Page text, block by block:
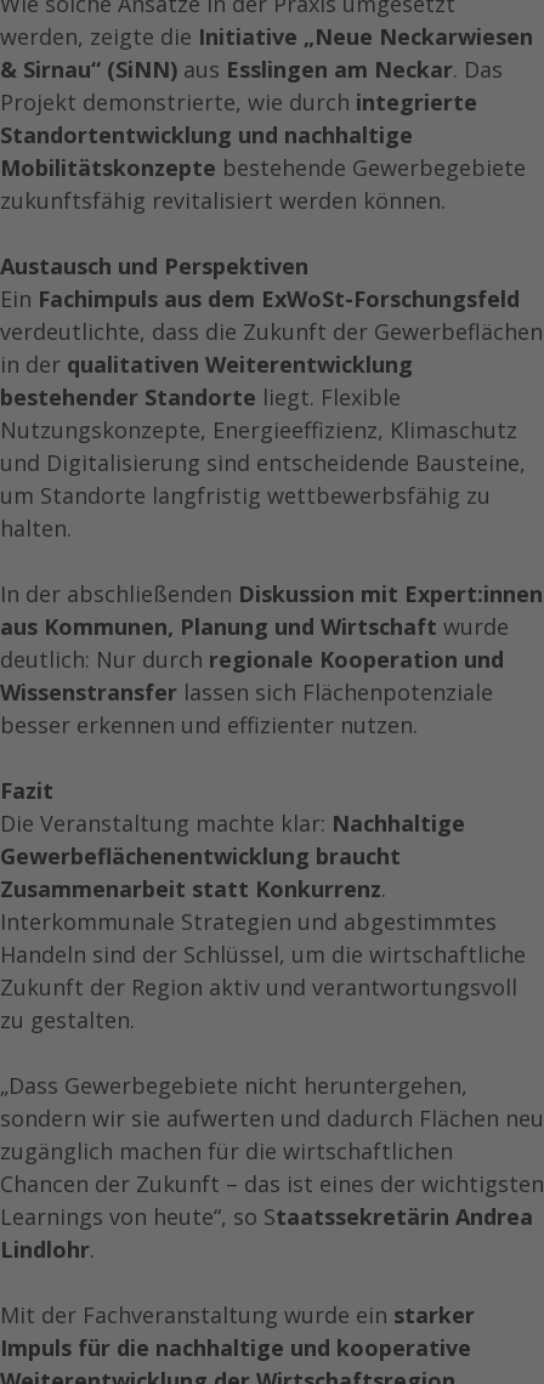
werden, zeigte die Initiative „Neue Neckarwiesen
& Sirnau“ (SiNN) aus Esslingen am Neckar. Das
Projekt demonstrierte, wie durch integrierte
Standortentwicklung und nachhaltige
Mobilitätskonzepte bestehende Gewerbegebiete
zukunftsfähig revitalisiert werden können.
Austausch und Perspektiven
Ein Fachimpuls aus dem ExWoSt-Forschungsfeld
verdeutlichte, dass die Zukunft der Gewerbeflächen
in der qualitativen Weiterentwicklung
bestehender Standorte liegt. Flexible
Nutzungskonzepte, Energieeffizienz, Klimaschutz
und Digitalisierung sind entscheidende Bausteine,
um Standorte langfristig wettbewerbsfähig zu
halten.
In der abschließenden Diskussion mit Expert:innen
aus Kommunen, Planung und Wirtschaft wurde
deutlich: Nur durch regionale Kooperation und
Wissenstransfer lassen sich Flächenpotenziale
besser erkennen und effizienter nutzen.
Fazit
Die Veranstaltung machte klar: Nachhaltige
Gewerbeflächenentwicklung braucht
Zusammenarbeit statt Konkurrenz.
Interkommunale Strategien und abgestimmtes
Handeln sind der Schlüssel, um die wirtschaftliche
Zukunft der Region aktiv und verantwortungsvoll
zu gestalten.
„Dass Gewerbegebiete nicht heruntergehen,
sondern wir sie aufwerten und dadurch Flächen neu
zugänglich machen für die wirtschaftlichen
Chancen der Zukunft – das ist eines der wichtigsten
Learnings von heute“, so Staatssekretärin Andrea
Lindlohr.
Mit der Fachveranstaltung wurde ein starker
Impuls für die nachhaltige und kooperative